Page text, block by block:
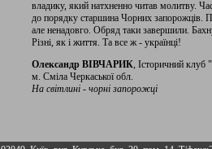
владику, який натхненно читав молитву.
до порядку старшина Чорних запорожців.
але ненадовго. Обряд таки завершили.
Різні, як і життя. Та все ж - українці!
Олександр ВІВЧАРИК, Історичний
м. Сміла Черкаської обл.
На світлині - чорні запорожці